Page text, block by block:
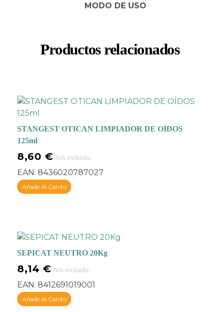
MODO DE USO
Productos relacionados
STANGEST OTICAN LIMPIADOR DE OÍDOS
125ml
8,60 € IVA incluido
EAN: 8436020787027
Añadir Al Carrito
SEPICAT NEUTRO 20Kg
8,14 € IVA incluido
EAN: 8412691019001
Añadir Al Carrito